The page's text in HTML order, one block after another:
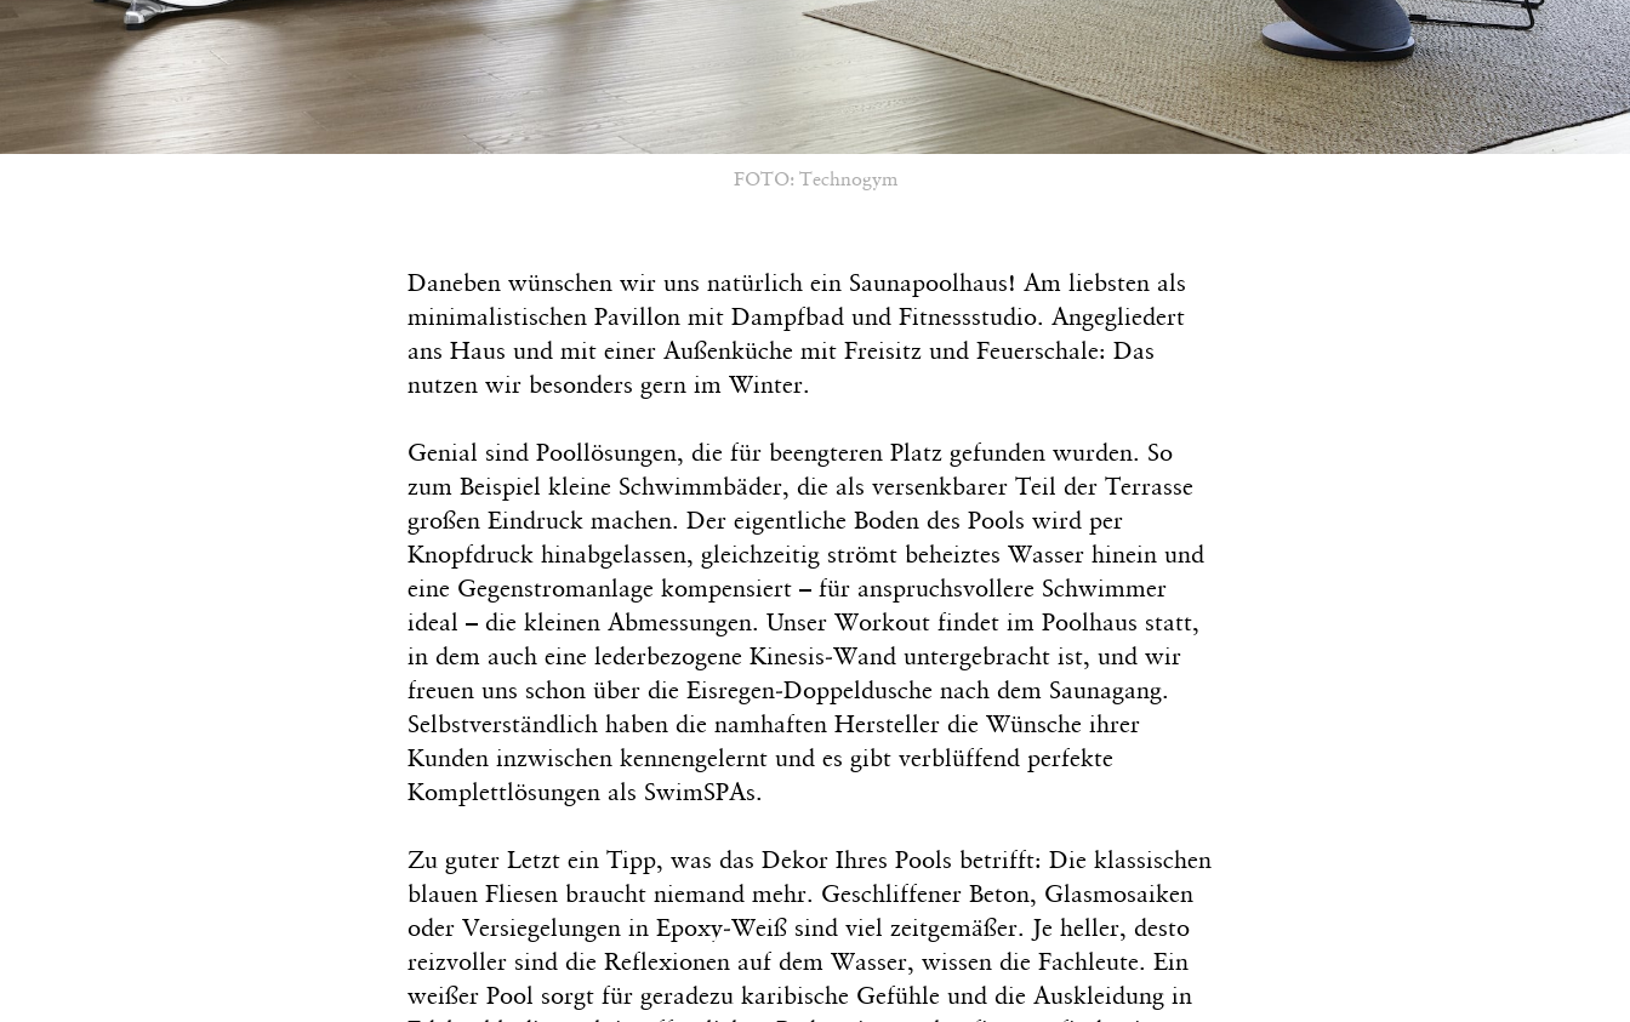
FOTO: Technogym
Daneben wünschen wir uns natürlich ein Saunapoolhaus! Am liebsten als
minimalistischen Pavillon mit Dampfbad und Fitnessstudio. Angegliedert
ans Haus und mit einer Außenküche mit Freisitz und Feuerschale: Das
nutzen wir besonders gern im Winter.
Genial sind Poollösungen, die für beengteren Platz gefunden wurden. So
zum Beispiel kleine Schwimmbäder, die als versenkbarer Teil der Terrasse
großen Eindruck machen. Der eigentliche Boden des Pools wird per
Knopfdruck hinabgelassen, gleichzeitig strömt beheiztes Wasser hinein und
eine Gegenstromanlage kompensiert – für anspruchsvollere Schwimmer
ideal – die kleinen Abmessungen. Unser Workout findet im Poolhaus statt,
in dem auch eine lederbezogene Kinesis-Wand untergebracht ist, und wir
freuen uns schon über die Eisregen-Doppeldusche nach dem Saunagang.
Selbstverständlich haben die namhaften Hersteller die Wünsche ihrer
Kunden inzwischen kennengelernt und es gibt verblüffend perfekte
Komplettlösungen als SwimSPAs.
Zu guter Letzt ein Tipp, was das Dekor Ihres Pools betrifft: Die klassischen
blauen Fliesen braucht niemand mehr. Geschliffener Beton, Glasmosaiken
oder Versiegelungen in Epoxy-Weiß sind viel zeitgemäßer. Je heller, desto
reizvoller sind die Reflexionen auf dem Wasser, wissen die Fachleute. Ein
weißer Pool sorgt für geradezu karibische Gefühle und die Auskleidung in